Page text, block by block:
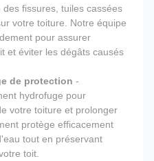
fissures, tuiles cassées
votre toiture. Notre équipe
pour assurer
et éviter les dégâts causés
de protection -
hydrofuge pour
votre toiture et prolonger
protège efficacement
tout en préservant
toit.